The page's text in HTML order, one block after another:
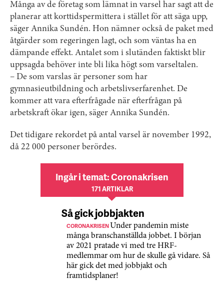
Många av de företag som lämnat in varsel har sagt att de
planerar att korttidspermittera i stället för att säga upp,
säger Annika Sundén. Hon nämner också de paket med
åtgärder som regeringen lagt, och som väntas ha en
dämpande effekt. Antalet som i slutänden faktiskt blir
uppsagda behöver inte bli lika högt som varseltalen.
– De som varslas är personer som har
gymnasieutbildning och arbetslivserfarenhet. De
kommer att vara efterfrågade när efterfrågan på
arbetskraft ökar igen, säger Annika Sundén.
Det tidigare rekordet på antal varsel är november 1992,
då 22 000 personer berördes.
Ingår i temat: Coronakrisen
171 ARTIKLAR
Så gick jobbjakten
CORONAKRISEN Under pandemin miste
många branschanställda jobbet. I början
av 2021 pratade vi med tre HRF-
medlemmar om hur de skulle gå vidare. Så
här gick det med jobbjakt och
framtidsplaner!